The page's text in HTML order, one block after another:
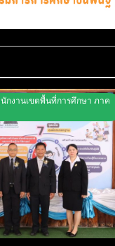
กงานเขตพื้นที่การศึกษา ภาค